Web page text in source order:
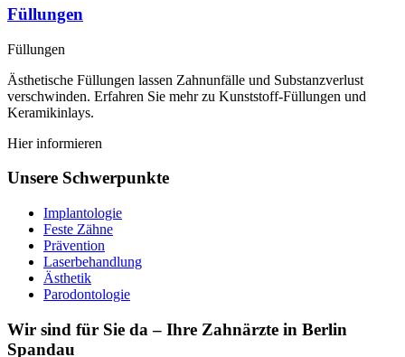
Füllungen
Füllungen
Ästhetische Füllungen lassen Zahnunfälle und Substanzverlust
verschwinden. Erfahren Sie mehr zu Kunststoff-Füllungen und
Keramikinlays.
Hier informieren
Unsere Schwerpunkte
Implantologie
Feste Zähne
Prävention
Laserbehandlung
Ästhetik
Parodontologie
Wir sind für Sie da – Ihre Zahnärzte in Berlin
Spandau